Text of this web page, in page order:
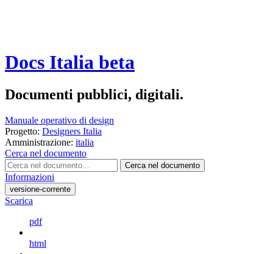
Docs Italia beta
Documenti pubblici, digitali.
Manuale operativo di design
Progetto: Designers Italia
Amministrazione: italia
Cerca nel documento
Cerca nel documento
Informazioni
versione-corrente
Scarica
pdf
html